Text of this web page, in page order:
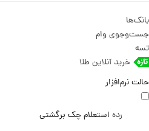
بانک‌ها
جست‌وجوی وام
تسه
خرید آنلاین طلا
حالت نرم‌افزار
رده استعلام چک برگشتی